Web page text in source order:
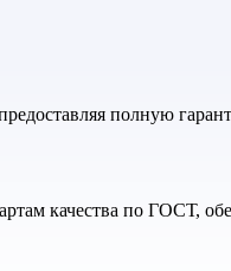
полную
качества по ГОСТ,